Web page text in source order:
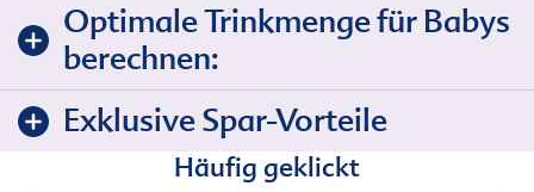
Optimale Trinkmenge für Babys
berechnen:
Exklusive Spar-Vorteile
Häufig geklickt